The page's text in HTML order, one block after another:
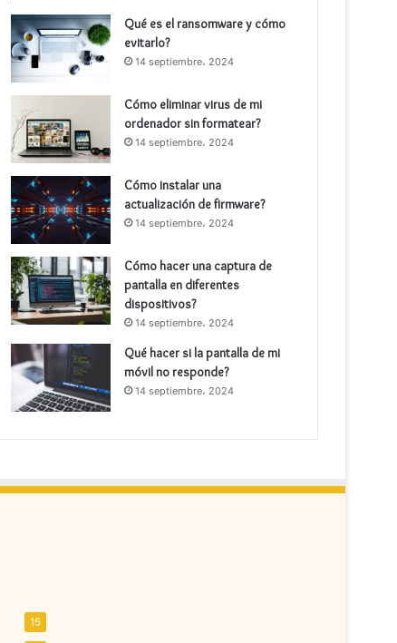
Qué es el ransomware y cómo
evitarlo?
14 septiembre، 2024
Cómo eliminar virus de mi
ordenador sin formatear?
14 septiembre، 2024
Cómo instalar una
actualización de firmware?
14 septiembre، 2024
Cómo hacer una captura de
pantalla en diferentes
dispositivos?
14 septiembre، 2024
Qué hacer si la pantalla de mi
móvil no responde?
14 septiembre، 2024
15